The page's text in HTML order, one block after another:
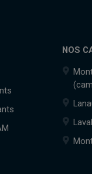
NOS
Laval